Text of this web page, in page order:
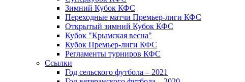
Зимний Кубок КФС
Переходные матчи Премьер-лиги КФС
Открытый зимний Кубок КФС
Кубок "Крымская весна"
Кубок Премьер-лиги КФС
Регламенты турниров КФС
Ссылки
Год сельского футбола – 2021